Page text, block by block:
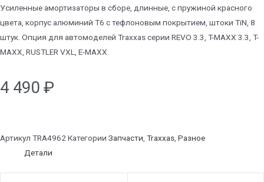
Усиленные амортизаторы в сборе, длинные, с пружиной красного
цвета, корпус алюминий Т6 с тефлоновым покрытием, штоки TiN, 8
штук. Опция для автомоделей Traxxas серии REVO 3.3, T-MAXX 3.3, T-
MAXX, RUSTLER VXL, E-MAXX.
4 490 ₽
Артикул TRA4962Категории Запчасти, Traxxas, Разное
Детали